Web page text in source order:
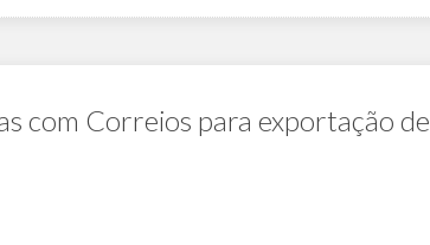
com Correios para exportação de